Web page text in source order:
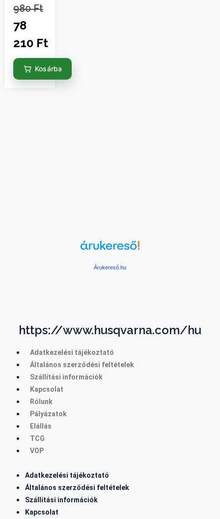
980Ft
78
210 Ft
Kosárba
Árukereső.hu
https://www.husqvarna.com/hu
Adatkezelési tájékoztató
Általános szerződési feltételek
Szállítási információk
Kapcsolat
Rólunk
Pályázatok
Elállás
TCG
VOP
Adatkezelési tájékoztató
Általános szerződési feltételek
Szállítási információk
Kapcsolat